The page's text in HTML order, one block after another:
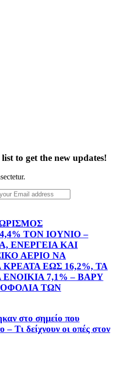
to get the new updates!
ΤΟΝ ΙΟΥΝΙΟ –
ΕΝΕΡΓΕΙΑ ΚΑΙ
ΑΕΡΙΟ ΝΑ
ΚΡΕΑΤΑ ΕΩΣ 16,2%, ΤΑ
7,1% – ΒΑΡΥ
ΤΩΝ
στο σημείο που
Τι δείχνουν οι οπές στον